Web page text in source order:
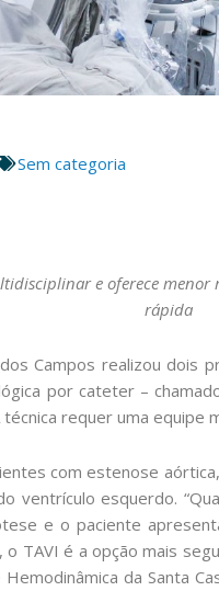
Sem categoria
e oferece
rápida
dos Campos realizou
por cateter –
requer uma equipe
com estenose
ventrículo esquerdo.
e o paciente
TAVI é a opção mais
da Santa